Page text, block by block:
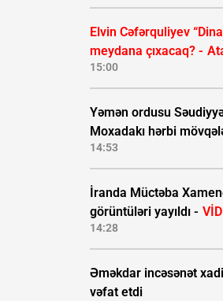
Elvin Cəfərquliyev
meydana çıxacaq? -
15:00
Yəmən ordusu
Moxadakı hərbi
14:53
İranda Müctəba
görüntüləri yayıldı -
14:28
Əməkdar incəsənət
vəfat etdi